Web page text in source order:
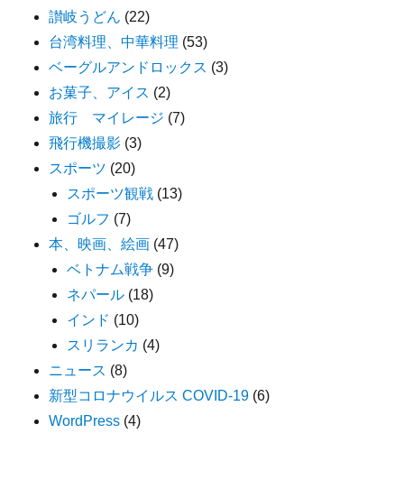
讃岐うどん (22)
台湾料理、中華料理 (53)
ベーグルアンドロックス (3)
お菓子、アイス (2)
旅行 マイレージ (7)
飛行機撮影 (3)
スポーツ (20)
スポーツ観戦 (13)
ゴルフ (7)
本、映画、絵画 (47)
ベトナム戦争 (9)
ネパール (18)
インド (10)
スリランカ (4)
ニュース (8)
新型コロナウイルス COVID-19 (6)
WordPress (4)